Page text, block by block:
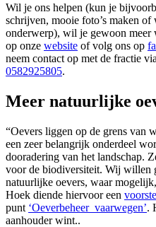
Wil je ons helpen (kun je
schrijven, mooie foto’s maken of
onderwerp), wil je gewoon meer
op onze website of volg ons op
neem contact op met de fractie
0582925805.
Meer natuurlijke
“Oevers liggen op de grens van
een zeer belangrijk onderdeel
dooradering van het landschap.
voor de biodiversiteit. Wij willen
natuurlijke oevers, waar
Hoek diende hiervoor een
punt ‘Oeverbeheer_vaarwegen’.
aanhouder wint..